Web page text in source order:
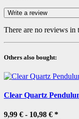
There are no reviews in
Others also bought:
Clear Quartz
9,99 € - 10,98 € *